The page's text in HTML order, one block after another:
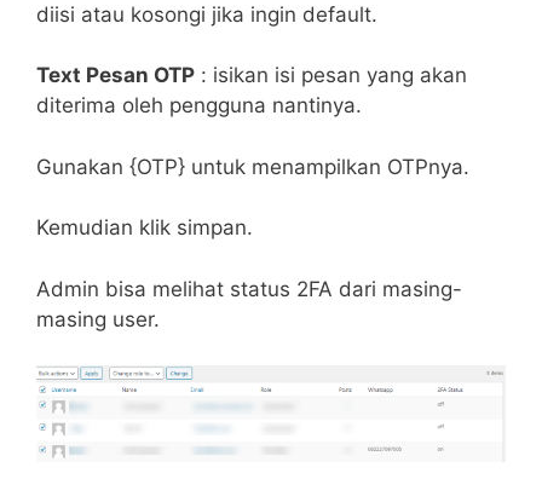
diisi atau kosongi jika ingin default.
Text Pesan OTP : isikan isi pesan yang akan
diterima oleh pengguna nantinya.
Gunakan {OTP} untuk menampilkan OTPnya.
Kemudian klik simpan.
Admin bisa melihat status 2FA dari masing-
masing user.